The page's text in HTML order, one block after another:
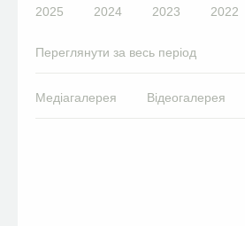
2025 2024 2023 2022
Переглянути за весь період
Медіагалерея Відеогалерея